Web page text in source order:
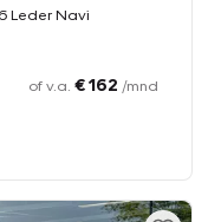
Leder Navi
of v.a. € 162 /mnd